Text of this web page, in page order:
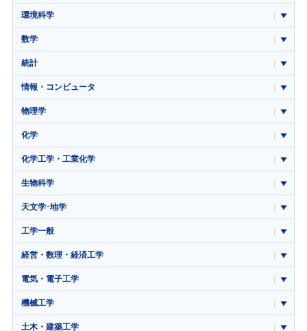
環境科学
数学
統計
情報・コンピュータ
物理学
化学
化学工学・工業化学
生物科学
天文学･地学
工学一般
経営・数理・経済工学
電気・電子工学
機械工学
土木・建築工学